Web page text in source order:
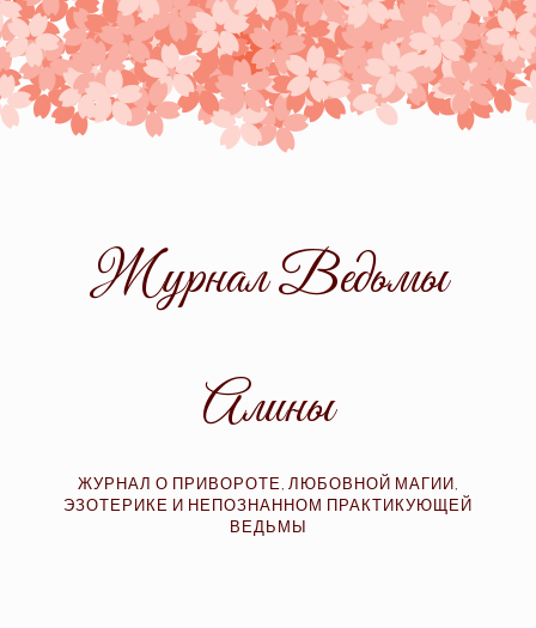
Skip
to
content
Журнал Ведьмы
Алины
ЖУРНАЛ О ПРИВОРОТЕ, ЛЮБОВНОЙ МАГИИ,
ЭЗОТЕРИКЕ И НЕПОЗНАННОМ ПРАКТИКУЮЩЕЙ
ВЕДЬМЫ